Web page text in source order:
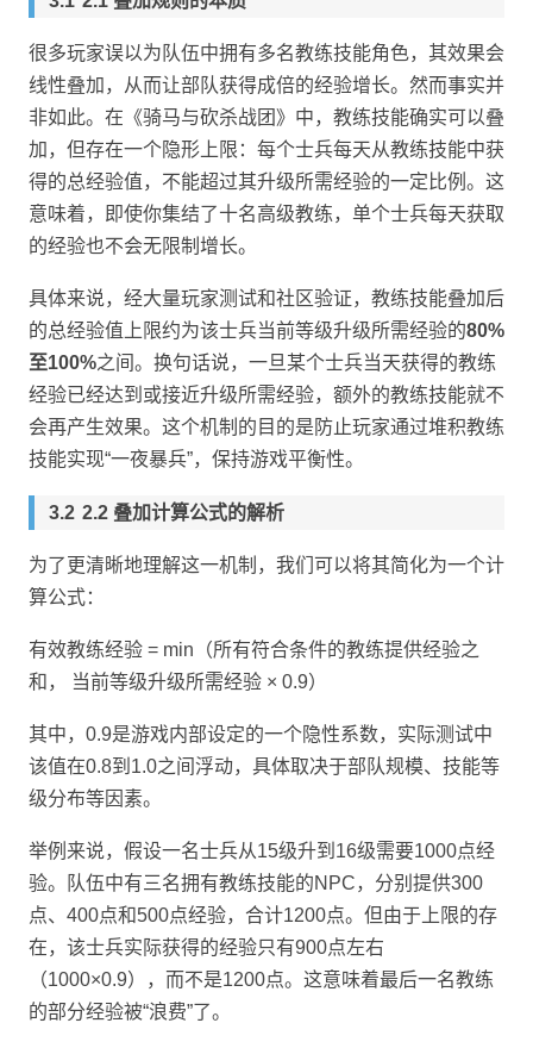
很多玩家误以为队伍中拥有多名教练技能角色，其效果会
线性叠加，从而让部队获得成倍的经验增长。然而事实并
非如此。在《骑马与砍杀战团》中，教练技能确实可以叠
加，但存在一个隐形上限：每个士兵每天从教练技能中获
得的总经验值，不能超过其升级所需经验的一定比例。这
意味着，即使你集结了十名高级教练，单个士兵每天获取
的经验也不会无限制增长。
具体来说，经大量玩家测试和社区验证，教练技能叠加后
的总经验值上限约为该士兵当前等级升级所需经验的80%
至100%之间。换句话说，一旦某个士兵当天获得的教练
经验已经达到或接近升级所需经验，额外的教练技能就不
会再产生效果。这个机制的目的是防止玩家通过堆积教练
技能实现“一夜暴兵”，保持游戏平衡性。
2.2 叠加计算公式的解析
为了更清晰地理解这一机制，我们可以将其简化为一个计
算公式：
有效教练经验 = min（所有符合条件的教练提供经验之
和， 当前等级升级所需经验 × 0.9）
其中，0.9是游戏内部设定的一个隐性系数，实际测试中
该值在0.8到1.0之间浮动，具体取决于部队规模、技能等
级分布等因素。
举例来说，假设一名士兵从15级升到16级需要1000点经
验。队伍中有三名拥有教练技能的NPC，分别提供300
点、400点和500点经验，合计1200点。但由于上限的存
在，该士兵实际获得的经验只有900点左右
（1000×0.9），而不是1200点。这意味着最后一名教练
的部分经验被“浪费”了。